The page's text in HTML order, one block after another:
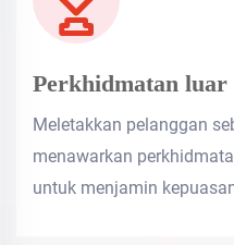
Perkhidmatan luar
Meletakkan pelanggan
menawarkan
untuk menjamin